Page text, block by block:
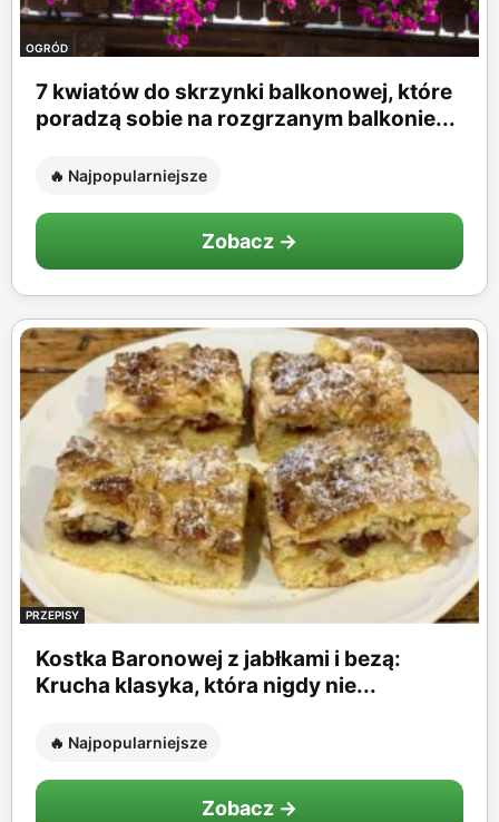
OGRÓD
7 kwiatów do skrzynki balkonowej, które
poradzą sobie na rozgrzanym balkonie...
🔥 Najpopularniejsze
Zobacz →
PRZEPISY
Kostka Baronowej z jabłkami i bezą:
Krucha klasyka, która nigdy nie...
🔥 Najpopularniejsze
Zobacz →